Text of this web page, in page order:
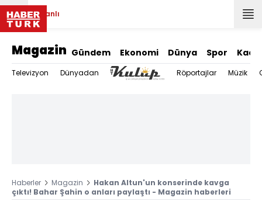
Canlı
Magazin Gündem Ekonomi Dünya Spor
Televizyon Dünyadan Röportajlar Müzik
Haberler Magazin
Hakan Altun'un konserinde kavga
çıktı! Bahar Şahin o anları paylaştı - Magazin haberleri